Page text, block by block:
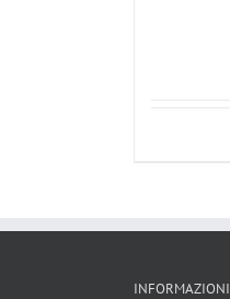
INFORMAZIONI